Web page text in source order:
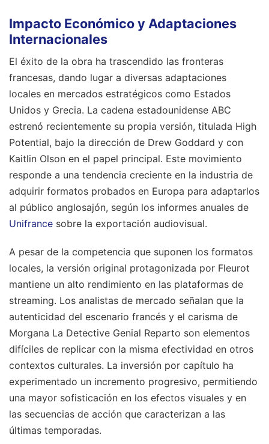
Impacto Económico y Adaptaciones
Internacionales
El éxito de la obra ha trascendido las fronteras
francesas, dando lugar a diversas adaptaciones
locales en mercados estratégicos como Estados
Unidos y Grecia. La cadena estadounidense ABC
estrenó recientemente su propia versión, titulada High
Potential, bajo la dirección de Drew Goddard y con
Kaitlin Olson en el papel principal. Este movimiento
responde a una tendencia creciente en la industria de
adquirir formatos probados en Europa para adaptarlos
al público anglosajón, según los informes anuales de
Unifrance sobre la exportación audiovisual.
A pesar de la competencia que suponen los formatos
locales, la versión original protagonizada por Fleurot
mantiene un alto rendimiento en las plataformas de
streaming. Los analistas de mercado señalan que la
autenticidad del escenario francés y el carisma de
Morgana La Detective Genial Reparto son elementos
difíciles de replicar con la misma efectividad en otros
contextos culturales. La inversión por capítulo ha
experimentado un incremento progresivo, permitiendo
una mayor sofisticación en los efectos visuales y en
las secuencias de acción que caracterizan a las
últimas temporadas.